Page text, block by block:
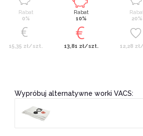
Rabat
0%
15,35 zł/szt.
Rabat
10%
13,81 zł/szt.
20%
12,28
Wypróbuj alternatywne worki VACS: